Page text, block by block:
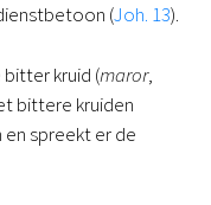
(Joh. 13).
kruid (maror,
bittere kruiden
spreekt er de